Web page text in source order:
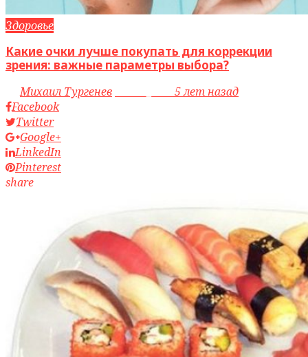
Здоровье
Какие очки лучше покупать для коррекции
зрения: важные параметры выбора?
byМихаил Тургенев
5 лет назад
Facebook
Twitter
Google+
LinkedIn
Pinterest
share